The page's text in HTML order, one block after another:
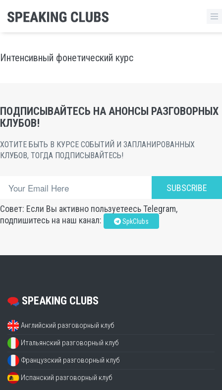
Интенсивный фонетический курс
ПОДПИСЫВАЙТЕСЬ НА АНОНСЫ РАЗГОВОРНЫХ
КЛУБОВ!
ХОТИТЕ БЫТЬ В КУРСЕ СОБЫТИЙ И ЗАПЛАНИРОВАННЫХ
КЛУБОВ, ТОГДА ПОДПИСЫВАЙТЕСЬ!
SUBSCRIBE
Совет: Если Вы активно пользуетеесь Telegram,
подпишитесь на наш канал:
SpkClubs
SPEAKING CLUBS
Английский разговорный клуб
Итальянский разговорный клуб
Французский разговорный клуб
Испанский разговорный клуб